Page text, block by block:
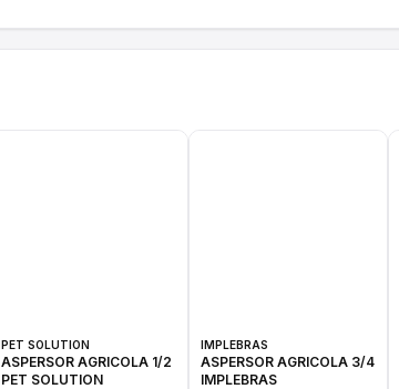
PET SOLUTION
ASPERSOR AGRICOLA 1/2
PET SOLUTION
IMPLEBRAS
ASPERSOR AGRICOLA 3/4
IMPLEBRAS